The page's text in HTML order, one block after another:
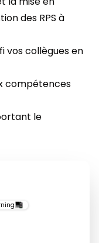
des RPS à
vos collègues en
compétences
le